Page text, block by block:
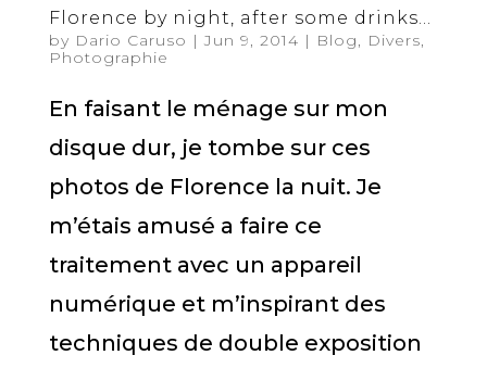
Florence by night, after some drinks…
by Dario Caruso |Jun 9, 2014 | Blog, Divers,
Photographie
En faisant le ménage sur mon
disque dur, je tombe sur ces
photos de Florence la nuit. Je
m’étais amusé a faire ce
traitement avec un appareil
numérique et m’inspirant des
techniques de double exposition